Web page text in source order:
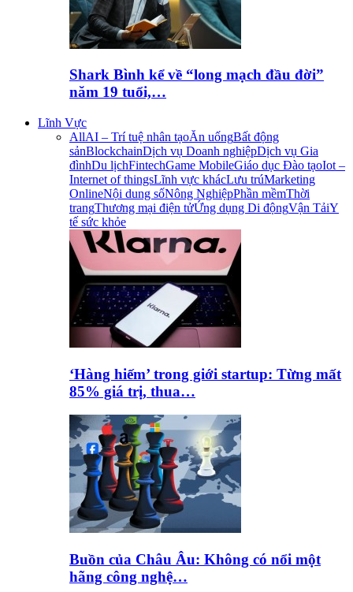
Shark Bình kể về “long mạch đầu đời”
năm 19 tuổi,…
Lĩnh Vực
AllAI – Trí tuệ nhân tạoĂn uốngBất động
sảnBlockchainDịch vụ Doanh nghiệpDịch vụ Gia
đìnhDu lịchFintechGame MobileGiáo dục Đào tạoIot –
Internet of thingsLĩnh vực khácLưu trúMarketing
OnlineNội dung sốNông NghiệpPhần mềmThời
trangThương mại điện tửỨng dụng Di độngVận TảiY
tế sức khỏe
‘Hàng hiếm’ trong giới startup: Từng mất
85% giá trị, thua…
Buồn của Châu Âu: Không có nổi một
hãng công nghệ…